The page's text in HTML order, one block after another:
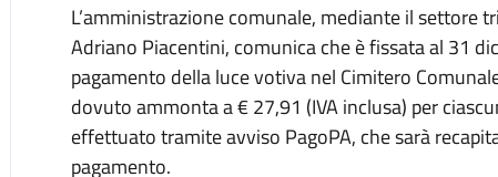
L’amministrazione comunale, mediante il settore
Adriano Piacentini, comunica che è fissata al 31
pagamento della luce votiva nel Cimitero
dovuto ammonta a € 27,91 (IVA inclusa) per
effettuato tramite avviso PagoPA, che sarà
pagamento.